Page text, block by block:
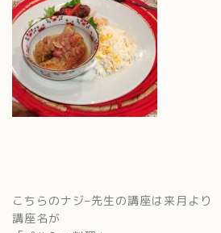
こちらのナジ–先生の講座は来月より
講座名が